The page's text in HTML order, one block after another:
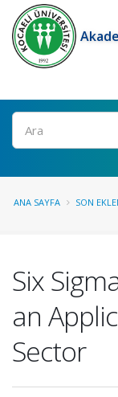
Ara
ANA SAYFA SON
Six
an
Sector